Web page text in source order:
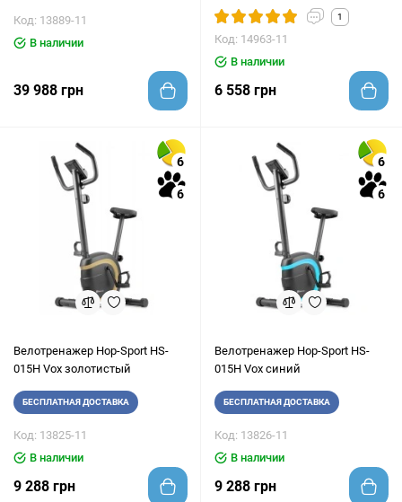
Код: 13889-11
В наличии
39 988 грн
1
Код: 14963-11
В наличии
6 558 грн
6
6
Велотренажер Hop-Sport HS-
015H Vox золотистый
БЕСПЛАТНАЯ ДОСТАВКА
Код: 13825-11
В наличии
9 288 грн
6
6
Велотренажер Hop-Sport HS-
015H Vox синий
БЕСПЛАТНАЯ ДОСТАВКА
Код: 13826-11
В наличии
9 288 грн